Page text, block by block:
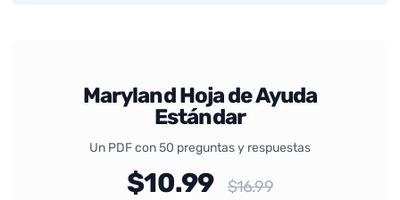
Maryland Hoja de Ayuda
Estándar
Un PDF con 50 preguntas y respuestas
$10.99 $16.99